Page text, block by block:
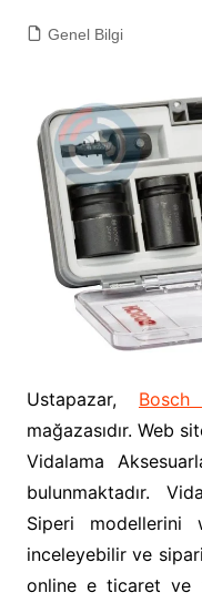
Genel Bilgi
Ustapazar,
mağazasıdır. Web
Vidalama
bulunmaktadır.
Siperi modellerini
inceleyebilir ve
online e ticaret ve